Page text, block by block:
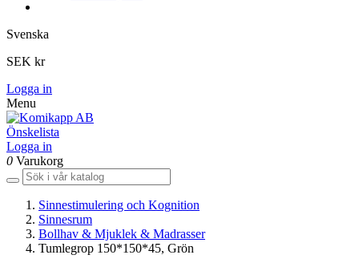
Svenska
SEK kr
Logga in
Menu
Önskelista
Logga in
0 Varukorg
Sinnestimulering och Kognition
Sinnesrum
Bollhav & Mjuklek & Madrasser
Tumlegrop 150*150*45, Grön